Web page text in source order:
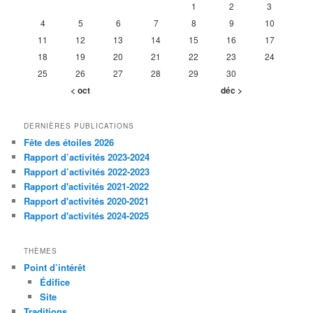
1
2
3
4
5 6 7 8 9
10
11
12 13 14 15 16
17
18
19 20 21 22 23
24
25
26 27 28 29 30
< oct déc >
DERNIÈRES PUBLICATIONS
Fête des étoiles 2026
Rapport d’activités 2023-2024
Rapport d’activités 2022-2023
Rapport d'activités 2021-2022
Rapport d'activités 2020-2021
Rapport d'activités 2024-2025
THÈMES
Point d’intérêt
Édifice
Site